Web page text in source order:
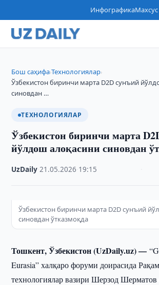
Инфографика
Бош саҳифа›Технологиялар›
Ўзбекистон биринчи марта D2D сунъий
синовдан …
ТЕХНОЛОГИЯЛАР
Ўзбекистон биринчи марта
йўлдош алоқасини синовдан
UzDaily ·21.05.2026 19:15
Ўзбекистон биринчи марта D2D сунъий
синовдан ўтказмоқда
Тошкент, Ўзбекистон (UzDaily.uz) —
Eurasia” халқаро форуми доирасида
технологиялар вазири Шерзод Шерматов